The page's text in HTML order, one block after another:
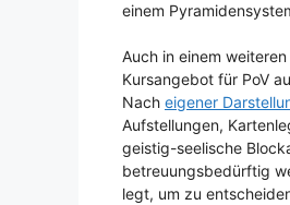
einem
Auch in einem
Kursangebot für PoV
Nach eigener
Aufstellungen,
geistig-seelische
betreuungsbedürftig
legt, um zu